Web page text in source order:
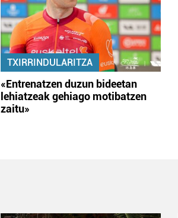
TXIRRINDULARITZA
«Entrenatzen duzun bideetan
lehiatzeak gehiago motibatzen
zaitu»